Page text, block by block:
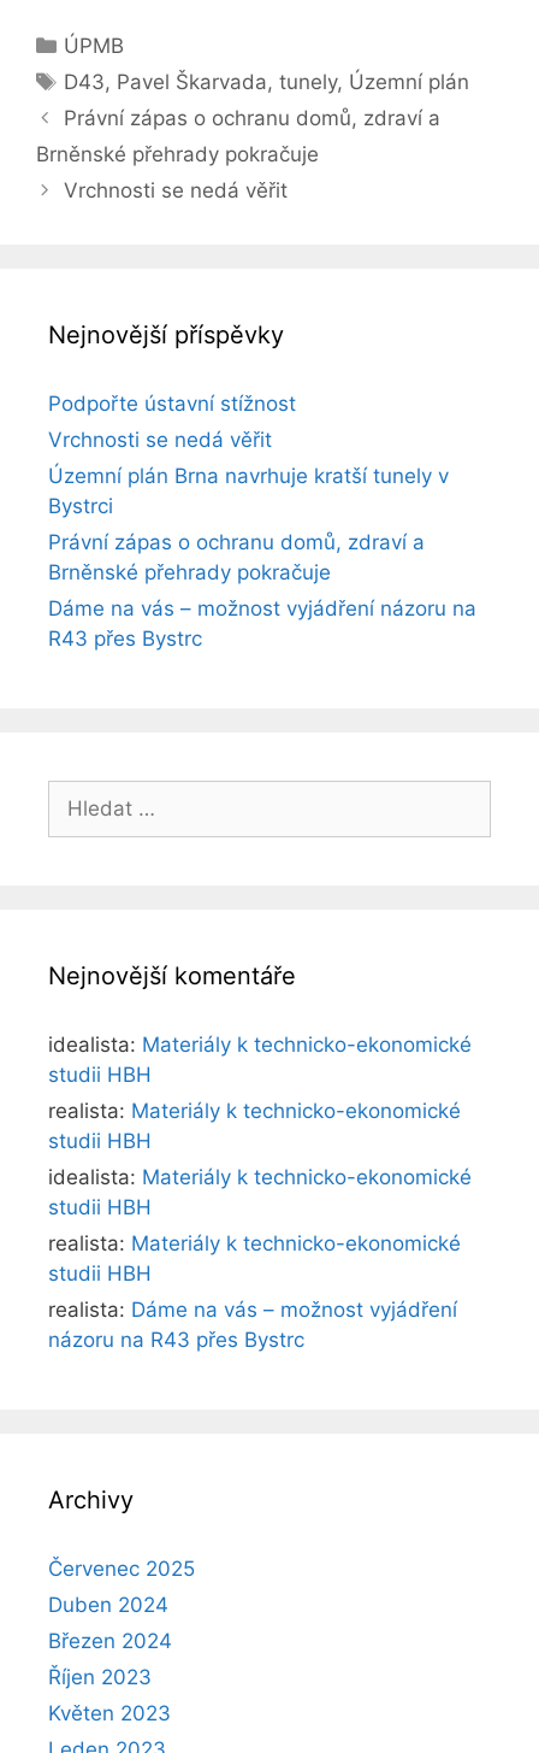
Rubriky
ÚPMB
Štítky
D43, Pavel Škarvada,tunely, Územní plán
Právní zápas o ochranu domů, zdraví a
Brněnské přehrady pokračuje
Vrchnosti se nedá věřit
Nejnovější příspěvky
Podpořte ústavní stížnost
Vrchnosti se nedá věřit
Územní plán Brna navrhuje kratší tunely v
Bystrci
Právní zápas o ochranu domů, zdraví a
Brněnské přehrady pokračuje
Dáme na vás – možnost vyjádření názoru na
R43 přes Bystrc
Nejnovější komentáře
idealista: Materiály k technicko-ekonomické
studii HBH
realista: Materiály k technicko-ekonomické
studii HBH
idealista: Materiály k technicko-ekonomické
studii HBH
realista: Materiály k technicko-ekonomické
studii HBH
realista: Dáme na vás – možnost vyjádření
názoru na R43 přes Bystrc
Archivy
Červenec 2025
Duben 2024
Březen 2024
Říjen 2023
Květen 2023